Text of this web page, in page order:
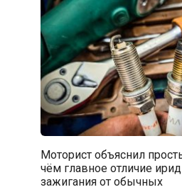
Моторист объяснил
чём главное отличие
зажигания от обычных